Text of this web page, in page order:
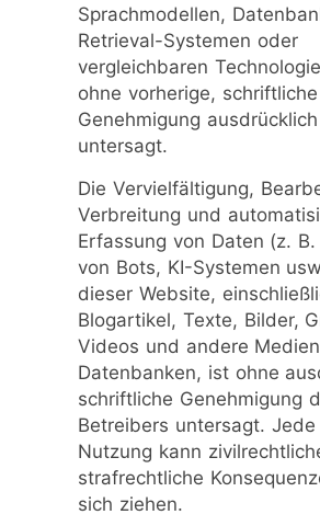
Sprachmodellen,
Retrieval-Systemen oder
vergleichbaren
ohne vorherige, schriftliche
Genehmigung ausdrücklich
untersagt.
Die Vervielfältigung,
Verbreitung und
Erfassung von Daten (z.
von Bots, KI-Systemen
dieser Website,
Blogartikel, Texte, Bilder,
Videos und andere
Datenbanken, ist ohne
schriftliche Genehmigung
Betreibers untersagt.
Nutzung kann
strafrechtliche
sich ziehen.